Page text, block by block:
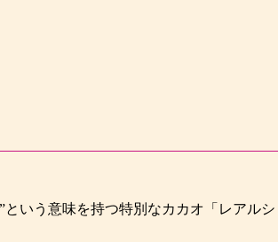
いう意味を持つ特別なカカオ「レアル